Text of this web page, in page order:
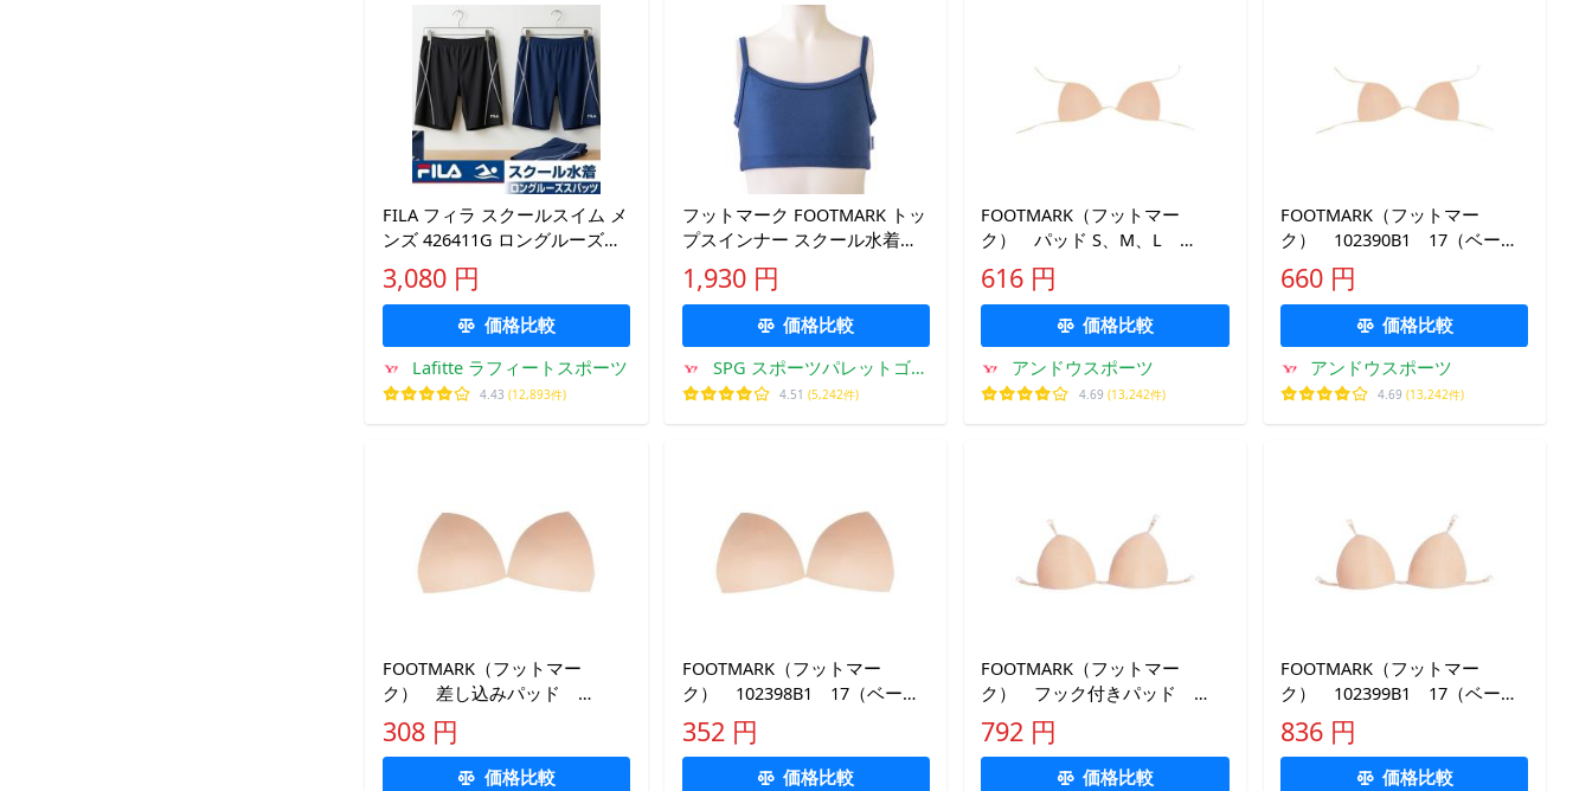
FILA フィラ スクールスイム メ
ンズ 426411G ロングルーズス
パッツ ニッキー 水着ボーイズ
スクール
3,080 円
価格比較
Lafitte ラフィートスポーツ
4.43 (12,893件)
フットマーク FOOTMARK トッ
プスインナー スクール水着専
用 男女共用 ガールズ ボーイズ
水泳 スイム ジェンダーレス水
着 別売差し込みパッド対応 学
1,930 円
価格比較
SPG スポーツパレットゴト
ウ
4.51 (5,242件)
FOOTMARK（フットマー
ク） パッド S、M、L
102390 スイミング 水着
ベージュ 15SS
616 円
価格比較
アンドウスポーツ
4.69 (13,242件)
FOOTMARK（フットマー
ク） 102390B1 17（ベージ
ュ） スイミング アクセサ
リー パッド LL、3L 18SS
660 円
価格比較
アンドウスポーツ
4.69 (13,242件)
FOOTMARK（フットマー
ク） 差し込みパッド
102398 スイミング 水着
ベージュ 15SS
308 円
価格比較
FOOTMARK（フットマー
ク） 102398B1 17（ベージ
ュ） スイミング アクセサ
リー 差し込みパッド LL、3L
18SS
352 円
価格比較
FOOTMARK（フットマー
ク） フック付きパッド
102399 スイミング 水着
ベージュ 15SS
792 円
価格比較
FOOTMARK（フットマー
ク） 102399B1 17（ベージ
ュ） スイミング アクセサ
リー パッドフック付 LL、3L
18SS
836 円
価格比較